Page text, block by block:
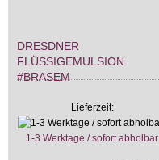
DRESDNER
FLÜSSIGEMULSION
#BRASEM
Lieferzeit:
1-3 Werktage / sofort abholbar